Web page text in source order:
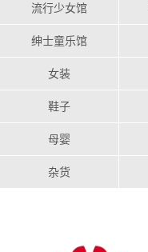
流行少女馆
绅士童乐馆
女装
鞋子
母婴
杂货